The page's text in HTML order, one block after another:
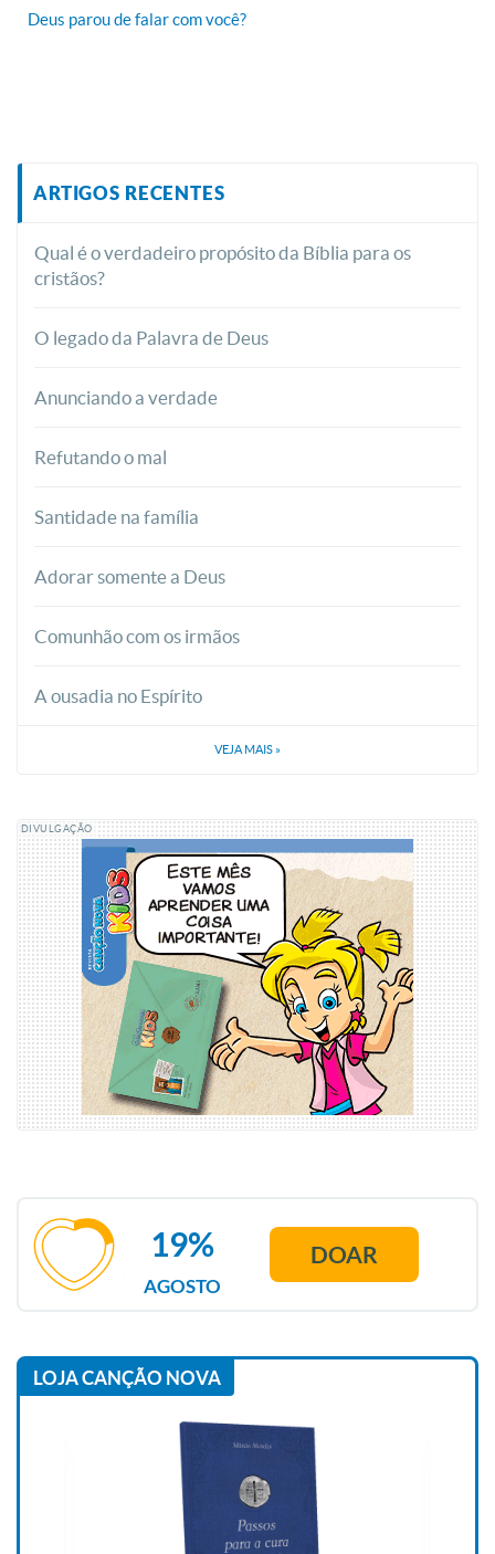
Deus parou de falar com você?
ARTIGOS RECENTES
Qual é o verdadeiro propósito da Bíblia para os
cristãos?
O legado da Palavra de Deus
Anunciando a verdade
Refutando o mal
Santidade na família
Adorar somente a Deus
Comunhão com os irmãos
A ousadia no Espírito
VEJA MAIS »
DIVULGAÇÃO
AGOSTO
19% DOAR
LOJA CANÇÃO NOVA